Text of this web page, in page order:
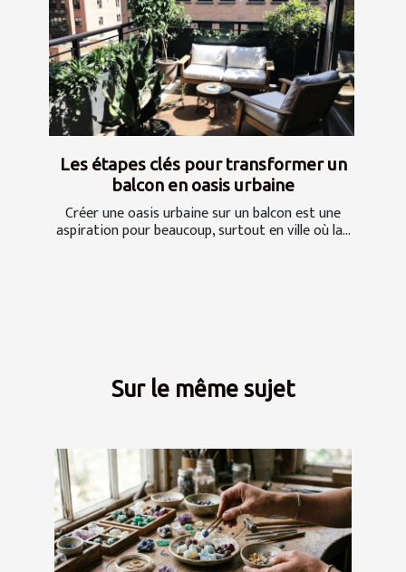
Les étapes clés pour transformer un
balcon en oasis urbaine
Créer une oasis urbaine sur un balcon est une
aspiration pour beaucoup, surtout en ville où la...
Sur le même sujet